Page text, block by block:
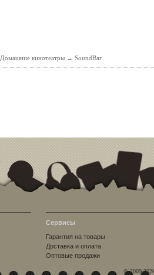
Домашние кинотеатры → SoundBar
Сервисы
Гарантия на товары
Доставка и оплата
Оптовые продажи
© 2009-